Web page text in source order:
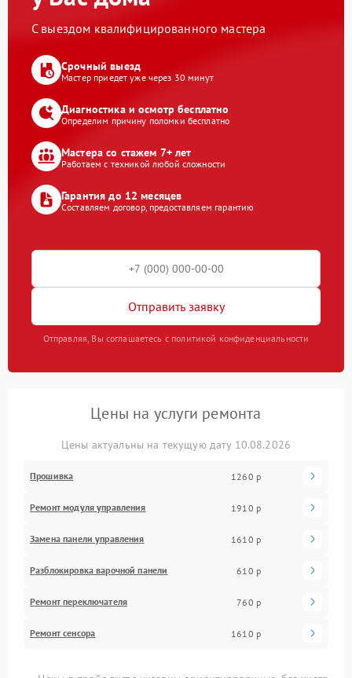
С выездом квалифицированного мастера
Срочный выезд
Мастер приедет уже через 30 минут
Диагностика и осмотр бесплатно
Определим причину поломки бесплатно
Мастера со стажем 7+ лет
Работаем с техникой любой сложности
Гарантия до 12 месяцев
Составляем договор, предоставляем гарантию
Отправить заявку
Отправляя, Вы соглашаетесь с политикой конфиденциальности
Цены на услуги ремонта
Цены актуальны на текущую дату 10.08.2026
Прошивка 1260 р
Ремонт модуля управления 1910 р
Замена панели управления 1610 р
Разблокировка варочной панели 610 р
Ремонт переключателя 760 р
Ремонт сенсора 1610 р